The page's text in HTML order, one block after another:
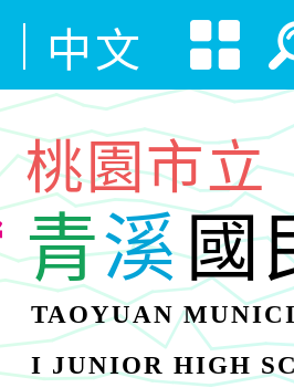
中文
桃園市立
青溪國
TAOYUAN
I JUNIOR HIGH